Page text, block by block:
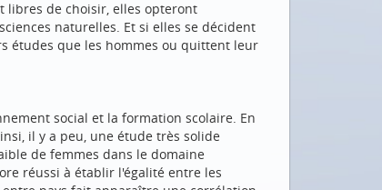
libres de choisir, elles opteront
naturelles. Et si elles se décident
études que les hommes ou quittent leur
social et la formation scolaire. En
il y a peu, une étude très solide
de femmes dans le domaine
réussi à établir l'égalité entre les